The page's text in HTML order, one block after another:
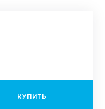
КУПИТЬ